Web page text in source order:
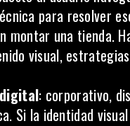
para resolver
montar una tienda.
visual,
: corporativo,
Si la identidad